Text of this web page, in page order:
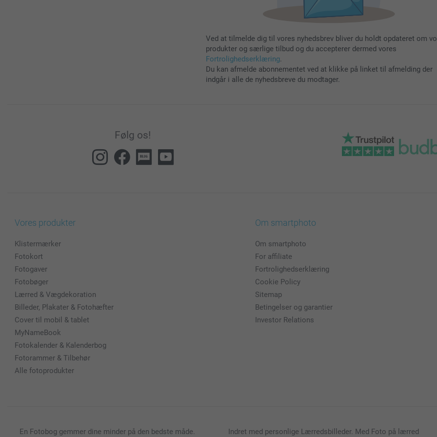
Ved at tilmelde dig til vores nyhedsbrev bliver du holdt opdateret om
produkter og særlige tilbud og du accepterer dermed vores
Fortrolighedserklæring.
Du kan afmelde abonnementet ved at klikke på linket til afmelding der
indgår i alle de nyhedsbreve du modtager.
Følg os!
Vores produkter
Klistermærker
Fotokort
Fotogaver
Fotobøger
Lærred & Vægdekoration
Billeder, Plakater & Fotohæfter
Cover til mobil & tablet
MyNameBook
Fotokalender & Kalenderbog
Fotorammer & Tilbehør
Alle fotoprodukter
Om smartphoto
Om smartphoto
For affiliate
Fortrolighedserklæring
Cookie Policy
Sitemap
Betingelser og garantier
Investor Relations
En Fotobog gemmer dine minder på den bedste måde. Indret med personlige Lærredsbilleder. Med Foto på lærred